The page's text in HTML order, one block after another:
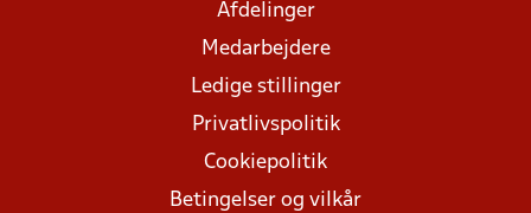
Afdelinger
Medarbejdere
Ledige stillinger
Privatlivspolitik
Cookiepolitik
Betingelser og vilkår